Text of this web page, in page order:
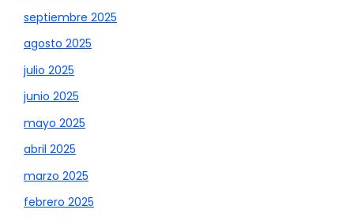
septiembre 2025
agosto 2025
julio 2025
junio 2025
mayo 2025
abril 2025
marzo 2025
febrero 2025